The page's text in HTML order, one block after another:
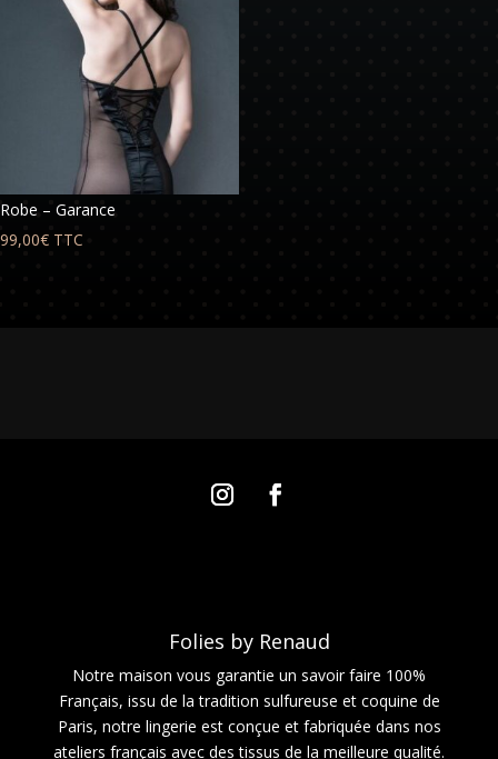
Robe – Garance
99,00€ TTC
Folies by Renaud
Notre maison vous garantie un savoir faire 100%
Français, issu de la tradition sulfureuse et coquine de
Paris, notre lingerie est conçue et fabriquée dans nos
ateliers français avec des tissus de la meilleure qualité.